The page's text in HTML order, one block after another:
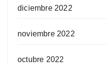
diciembre 2022
noviembre 2022
octubre 2022